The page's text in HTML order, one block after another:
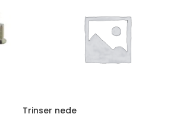
Trinser nede